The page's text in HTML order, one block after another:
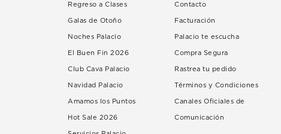
Regreso a Clases
Galas de Otoño
Noches Palacio
El Buen Fin 2026
Club Cava Palacio
Navidad Palacio
Amamos los Puntos
Hot Sale 2026
Contacto
Facturación
Palacio te escucha
Compra Segura
Rastrea tu pedido
Términos y Condiciones
Canales Oficiales de
Comunicación